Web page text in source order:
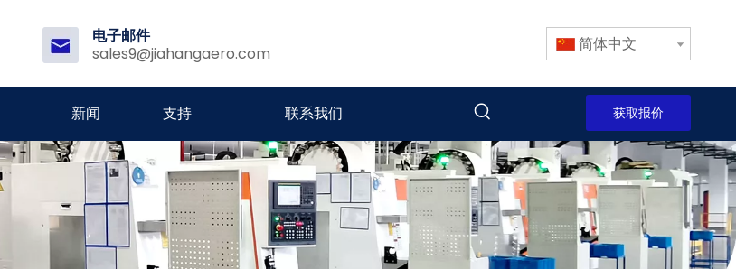
电子邮件
sales9@jiahangaero.com 简体中文
新闻 支持 联系我们 获取报价